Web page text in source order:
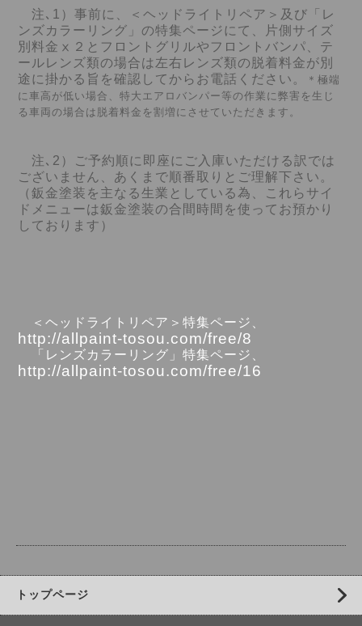
注､1）事前に、＜ヘッドライトリペア＞及び「レ
ンズカラーリング」の特集ページにて、片側サイズ
別料金ⅹ２とフロントグリルやフロントバンパ、テ
ールレンズ類の場合は左右レンズ類の脱着料金が別
途に掛かる旨を確認してからお電話ください。
＊極端
に車高が低い場合、特大エアロバンパー等の作業に弊害を生じ
る車両の場合は脱着料金を割増にさせていただきます。
注､2）ご予約順に即座にご入庫いただける訳では
ございません、あくまで順番取りとご理解下さい。
（鈑金塗装を主なる生業としている為、これらサイ
ドメニューは鈑金塗装の合間時間を使ってお預かり
しております）
＜ヘッドライトリペア＞特集ページ、
http://allpaint-tosou.com/free/8
「レンズカラーリング」特集ページ、
http://allpaint-tosou.com/free/16
トップページ